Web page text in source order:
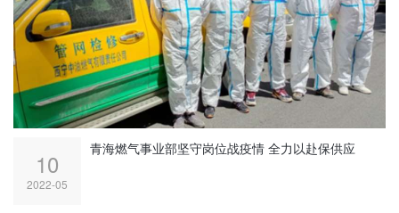
10
2022-05
青海燃气事业部坚守岗位战疫情 全力以赴保供应